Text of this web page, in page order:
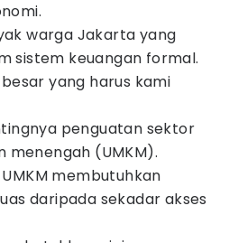
warga Jakarta yang
sistem keuangan formal.
yang harus kami
penguatan sektor
menengah (UMKM).
membutuhkan
daripada sekadar akses